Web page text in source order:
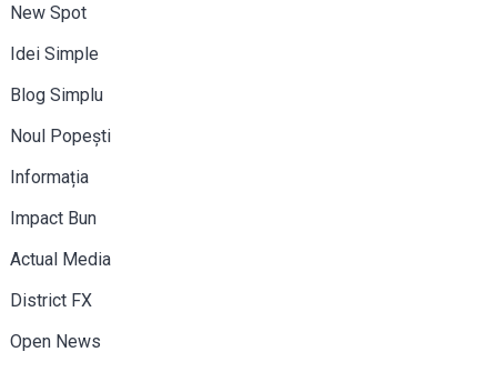
New Spot
Idei Simple
Blog Simplu
Noul Popești
Informația
Impact Bun
Actual Media
District FX
Open News